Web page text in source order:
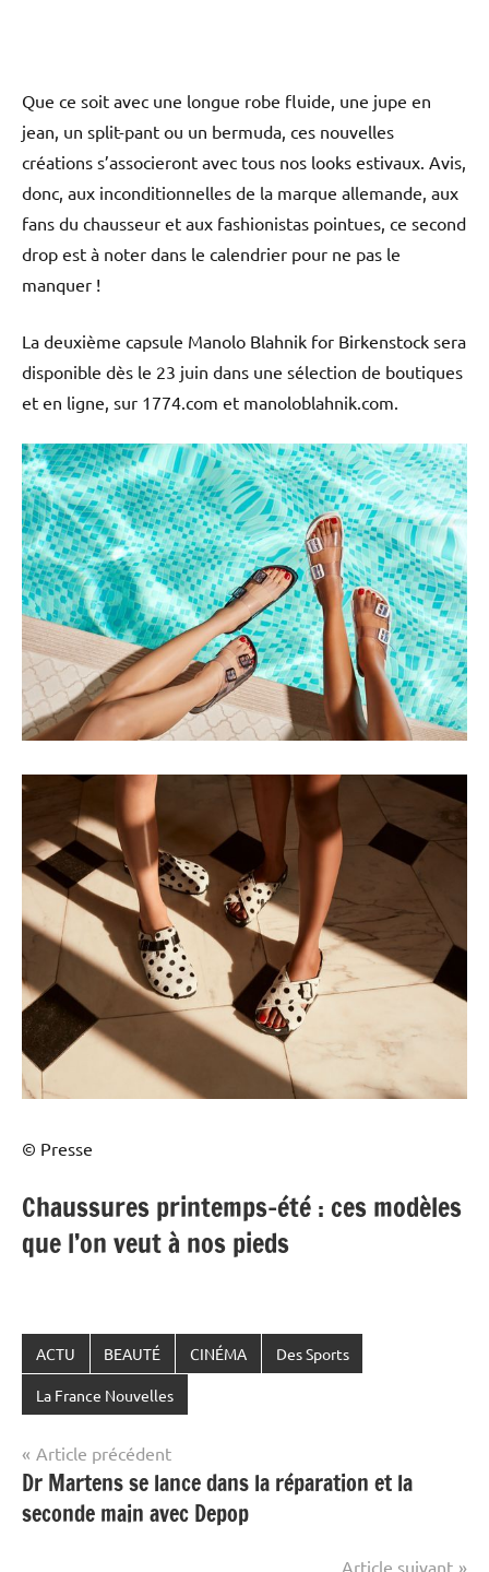
Que ce soit avec une longue robe fluide, une jupe en
jean, un split-pant ou un bermuda, ces nouvelles
créations s’associeront avec tous nos looks estivaux. Avis,
donc, aux inconditionnelles de la marque allemande, aux
fans du chausseur et aux fashionistas pointues, ce second
drop est à noter dans le calendrier pour ne pas le
manquer !
La deuxième capsule Manolo Blahnik for Birkenstock sera
disponible dès le 23 juin dans une sélection de boutiques
et en ligne, sur 1774.com et manoloblahnik.com.
© Presse
Chaussures printemps-été : ces modèles
que l’on veut à nos pieds
ACTU BEAUTÉ CINÉMA Des Sports
La France Nouvelles
Navigation
de
l’article
Article précédent
Dr Martens se lance dans la réparation et la
seconde main avec Depop
Article suivant